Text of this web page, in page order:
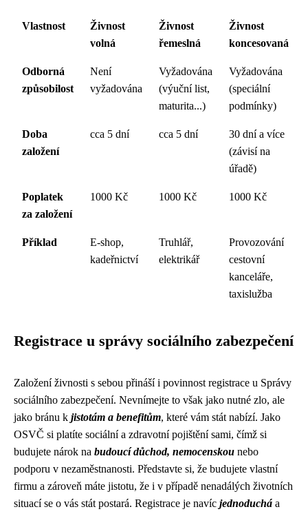
Vlastnost
Živnost
volná
Živnost
řemeslná
Živnost
koncesovaná
Odborná
způsobilost
Není
vyžadována
Vyžadována
(výuční list,
maturita...)
Vyžadována
(speciální
podmínky)
Doba
založení
cca 5 dní cca 5 dní
30 dní a více
(závisí na
úřadě)
Poplatek
za založení
1000 Kč 1000 Kč 1000 Kč
Příklad
E-shop,
kadeřnictví
Truhlář,
elektrikář
Provozování
cestovní
kanceláře,
taxislužba
Registrace u správy sociálního zabezpečení
Založení živnosti s sebou přináší i povinnost registrace u Správy
sociálního zabezpečení. Nevnímejte to však jako nutné zlo, ale
jako bránu k jistotám a benefitům, které vám stát nabízí. Jako
OSVČ si platíte sociální a zdravotní pojištění sami, čímž si
budujete nárok na budoucí důchod, nemocenskou nebo
podporu v nezaměstnanosti. Představte si, že budujete vlastní
firmu a zároveň máte jistotu, že i v případě nenadálých životních
situací se o vás stát postará. Registrace je navíc jednoduchá a